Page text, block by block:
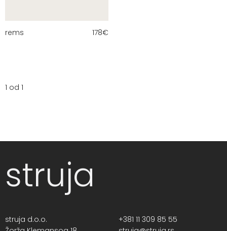
rems 178€
1 od 1
struja
struja d.o.o.
+381 11 309 85 55